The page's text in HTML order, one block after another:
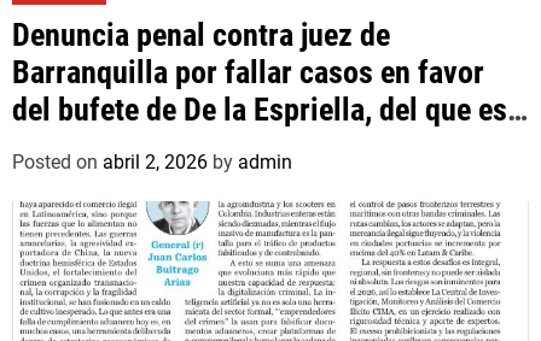
Denuncia penal contra juez de
Barranquilla por fallar casos en favor
del bufete de De la Espriella, del que es
asociado un hijo suyo
Posted on abril 2, 2026 by admin